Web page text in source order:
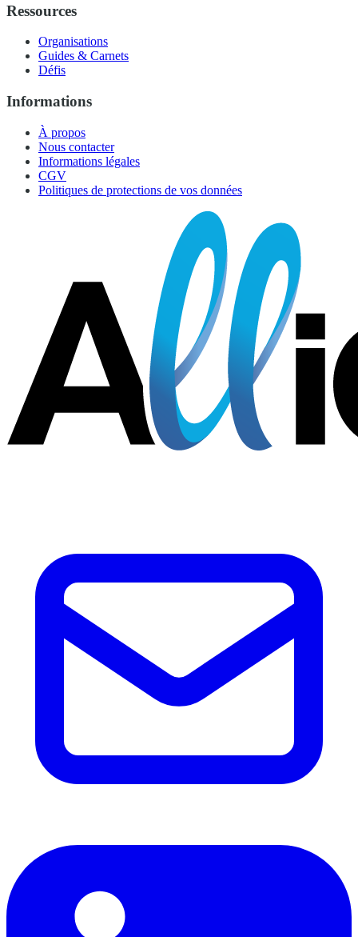
Ressources
Organisations
Guides & Carnets
Défis
Informations
À propos
Nous contacter
Informations légales
CGV
Politiques de protections de vos données